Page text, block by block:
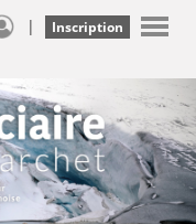
| Inscription